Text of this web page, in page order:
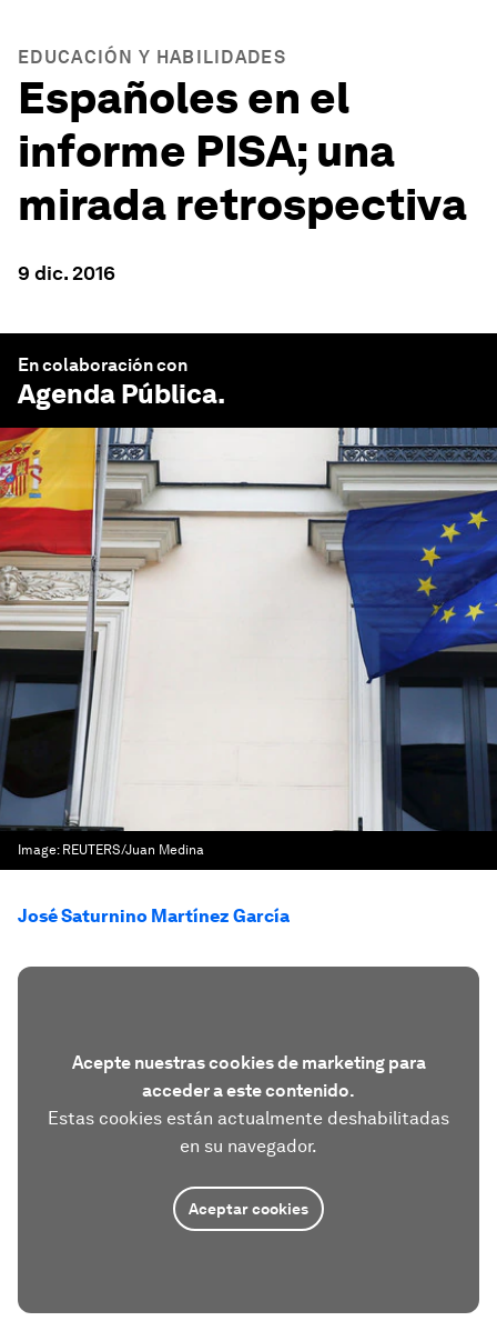
EDUCACIÓN Y HABILIDADES
Españoles en el
informe PISA; una
mirada retrospectiva
9 dic. 2016
En colaboración con
Agenda Pública.
Image: REUTERS/Juan Medina
José Saturnino Martínez García
Acepte nuestras cookies de marketing para
acceder a este contenido.
Estas cookies están actualmente deshabilitadas
en su navegador.
Aceptar cookies